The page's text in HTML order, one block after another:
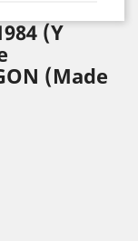
(Y
(Made